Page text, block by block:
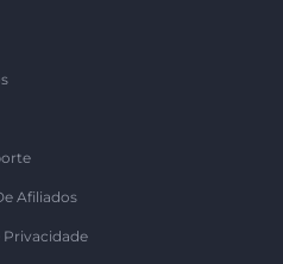
Afiliados
Privacidade